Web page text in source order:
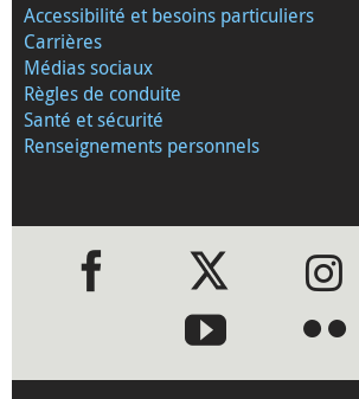
Accessibilité et besoins particuliers
Carrières
Médias sociaux
Règles de conduite
Santé et sécurité
Renseignements personnels
●●